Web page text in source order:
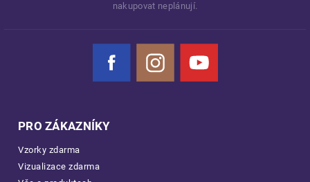
nakupovat neplánují.
Facebook Instagram YouTube
PRO ZÁKAZNÍKY
Vzorky zdarma
Vizualizace zdarma